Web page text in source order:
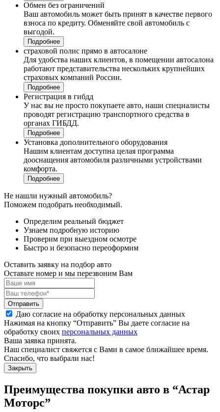
Обмен без ограничений
Ваш автомобиль может быть принят в качестве первого
взноса по кредиту. Обменяйте свой автомобиль с
выгодой.
Подробнее
страховой полис прямо в автосалоне
Для удобства наших клиентов, в помещении автосалона
работают представительства нескольких крупнейших
страховых компаний России.
Подробнее
Регистрация в гибдд
У нас вы не просто покупаете авто, наши специалисты
проводят регистрацию транспортного средства в
органах ГИБДД.
Подробнее
Установка дополнительного оборудования
Нашим клиентам доступна целая программа
дооснащения автомобиля различными устройствами
комфорта.
Подробнее
Не нашли нужный автомобиль?
Поможем подобрать необходимый.
Определим реальный бюджет
Узнаем подробную историю
Проверим при выездном осмотре
Быстро и безопасно переоформим
Оставить заявку на подбор авто
Оставьте номер и мы перезвоним Вам
Отправить
Даю согласие на обработку персональных данных
Нажимая на кнопку “Отправить” Вы даете согласие на
обработку своих персональных данных
Ваша заявка принята.
Наш специалист свяжется с Вами в самое ближайшее время.
Спасибо, что выбрали нас!
Закрыть
Преимущества покупки авто в “Астар
Моторс”